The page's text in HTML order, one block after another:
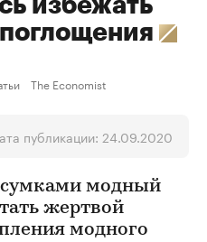
избежать
The Economist
публикации: 24.09.2020
модный
жертвой
модного